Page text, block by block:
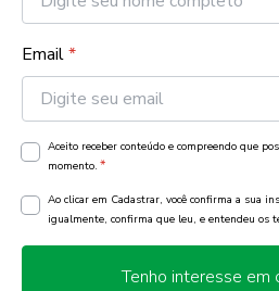
Email*
Aceito receber conteúdo e compreendo que
momento. *
Ao clicar em Cadastrar, você confirma a sua
igualmente, confirma que leu, e entendeu os
Tenho interesse em